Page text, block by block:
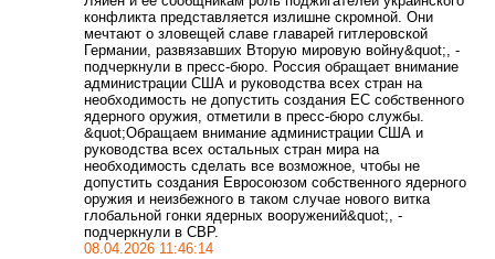
конфликта представляется излишне скромной. Они
мечтают о зловещей славе главарей гитлеровской
Германии, развязавших Вторую мировую войну&quot;, -
подчеркнули в пресс-бюро. Россия обращает внимание
администрации США и руководства всех стран на
необходимость не допустить создания ЕС собственного
ядерного оружия, отметили в пресс-бюро службы.
&quot;Обращаем внимание администрации США и
руководства всех остальных стран мира на
необходимость сделать все возможное, чтобы не
допустить создания Евросоюзом собственного ядерного
оружия и неизбежного в таком случае нового витка
глобальной гонки ядерных вооружений&quot;, -
подчеркнули в СВР.
08.04.2026 11:46:14